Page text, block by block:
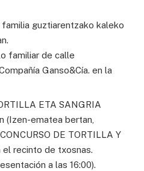
familia guztiarentzako kaleko
familiar de calle
Ganso&Cía. en la
ETA SANGRIA
(Izen-ematea bertan,
DE TORTILLA Y
el recinto de txosnas.
a las 16:00).